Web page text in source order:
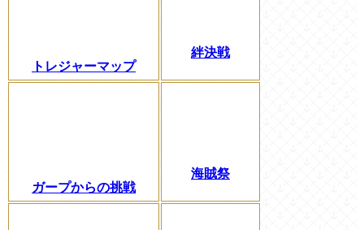
トレジャーマップ
絆決戦
ガープからの挑戦
海賊祭